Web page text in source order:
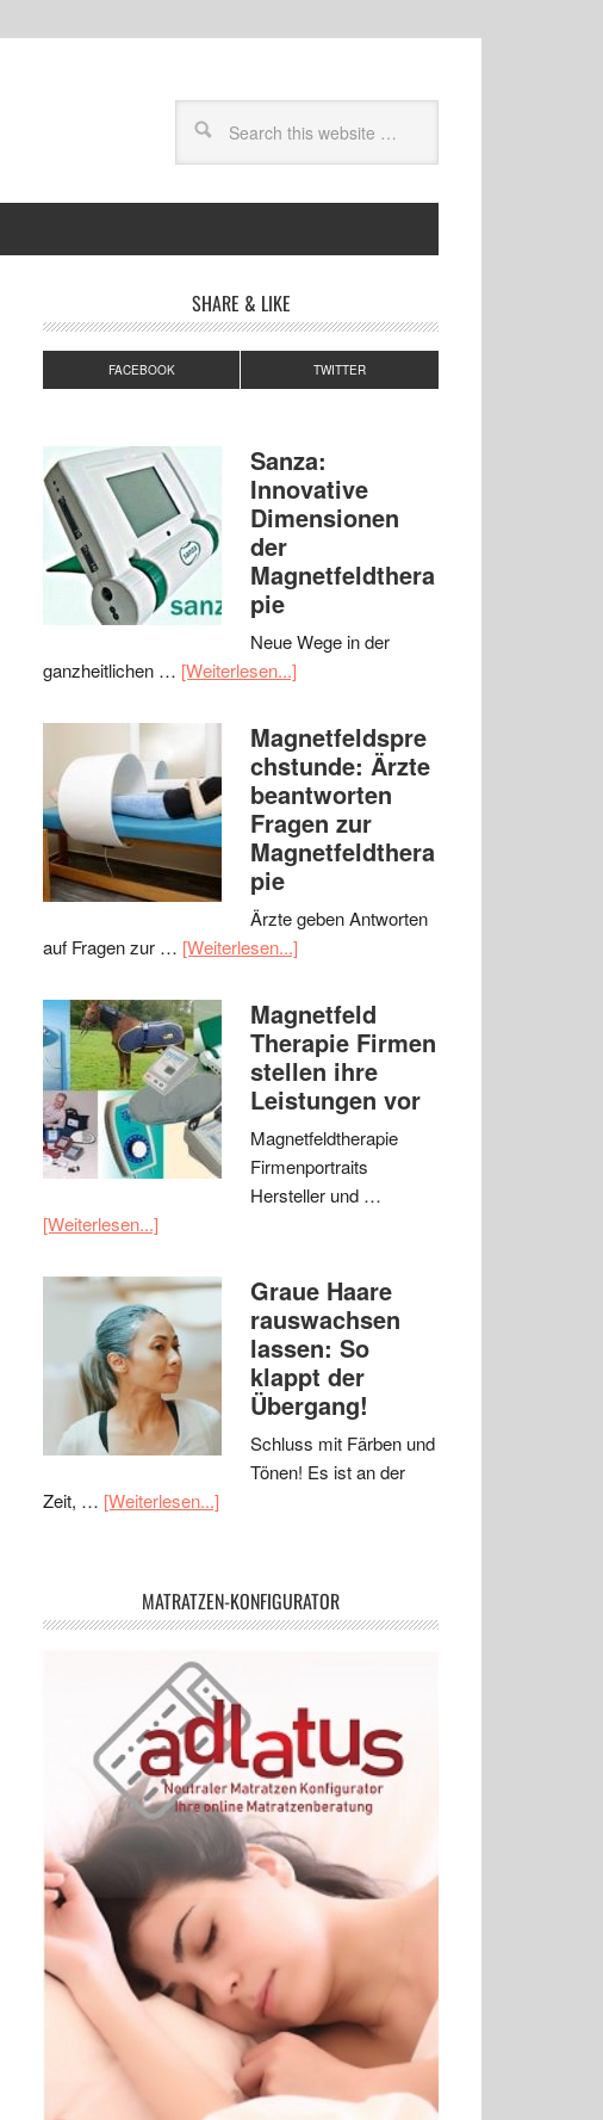
SHARE & LIKE
FACEBOOK TWITTER
Sanza:
Innovative
Dimensionen
der
Magnetfeldthera
pie
Neue Wege in der
ganzheitlichen … [Weiterlesen...]
Magnetfeldspre
chstunde: Ärzte
beantworten
Fragen zur
Magnetfeldthera
pie
Ärzte geben Antworten
auf Fragen zur … [Weiterlesen...]
Magnetfeld
Therapie Firmen
stellen ihre
Leistungen vor
Magnetfeldtherapie
Firmenportraits
Hersteller und …
[Weiterlesen...]
Graue Haare
rauswachsen
lassen: So
klappt der
Übergang!
Schluss mit Färben und
Tönen! Es ist an der
Zeit, … [Weiterlesen...]
MATRATZEN-KONFIGURATOR